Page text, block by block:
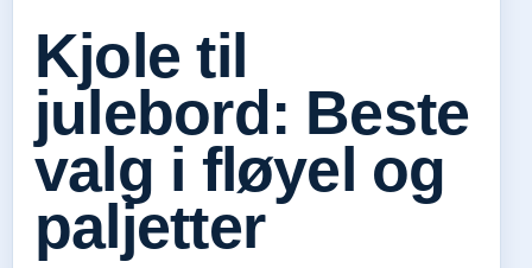
Kjole til
julebord: Beste
valg i fløyel og
paljetter